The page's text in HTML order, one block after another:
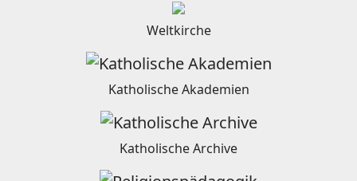
Weltkirche
Katholische Akademien
Katholische Archive